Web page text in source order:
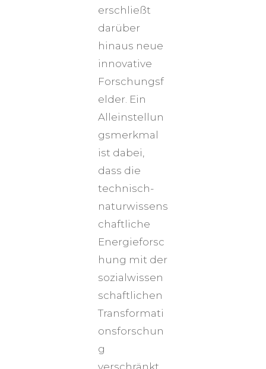
erschließt
darüber
hinaus neue
innovative
Forschungsf
elder. Ein
Alleinstellun
gsmerkmal
ist dabei,
dass die
technisch-
naturwissens
chaftliche
Energieforsc
hung mit der
sozialwissen
schaftlichen
Transformati
onsforschun
g
verschränkt